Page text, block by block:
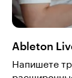
Ableton
Напишете